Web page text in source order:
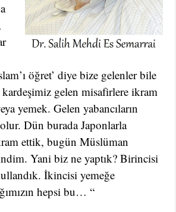
öğret’ diye bize gelenler bile
gelen misafirlere ikram
yemek. Gelen yabancıların
Dün burada Japonlarla
ettik, bugün Müslüman
Yani biz ne yaptık? Birincisi
İkincisi yemeğe
hepsi bu… “